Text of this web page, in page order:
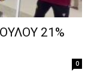
21%
0